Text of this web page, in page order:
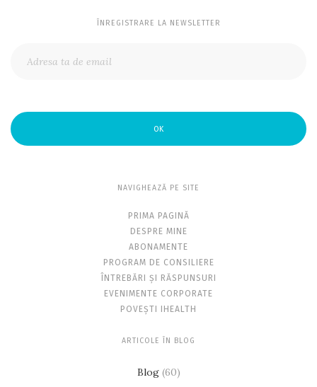
ÎNREGISTRARE LA NEWSLETTER
OK
NAVIGHEAZĂ PE SITE
PRIMA PAGINĂ
DESPRE MINE
ABONAMENTE
PROGRAM DE CONSILIERE
ÎNTREBĂRI ȘI RĂSPUNSURI
EVENIMENTE CORPORATE
POVEȘTI IHEALTH
ARTICOLE ÎN BLOG
Blog(60)